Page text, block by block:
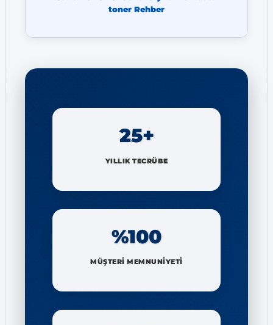
toner Rehber
25+
YILLIK TECRÜBE
%100
MÜŞTERİ MEMNUNİYETİ